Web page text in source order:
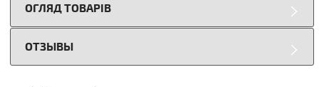
ОГЛЯД ТОВАРІВ
ОТЗЫВЫ